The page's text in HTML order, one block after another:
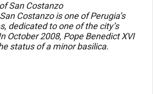
San Costanzo
Costanzo is one of Perugia’s
dedicated to one of the city’s
October 2008, Pope Benedict XVI
status of a minor basilica.